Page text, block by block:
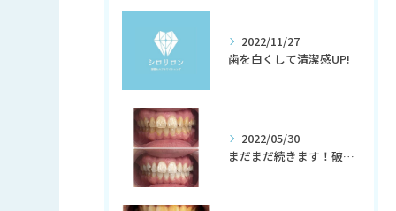
2022/11/27
歯を白くして清潔感UP!
2022/05/30
まだまだ続きます！破格の初回980円！